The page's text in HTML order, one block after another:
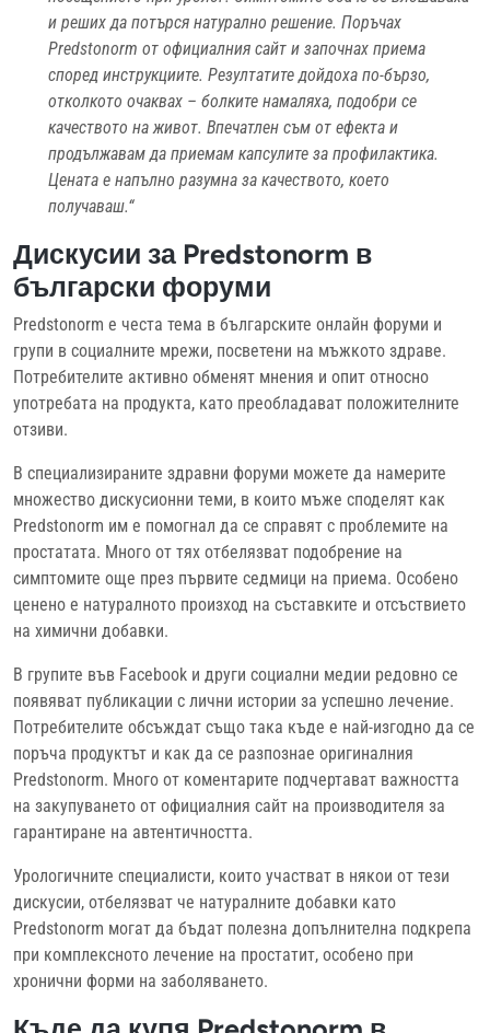
и реших да потърся натурално решение. Поръчах
Predstonorm от официалния сайт и започнах приема
според инструкциите. Резултатите дойдоха по-бързо,
отколкото очаквах – болките намаляха, подобри се
качеството на живот. Впечатлен съм от ефекта и
продължавам да приемам капсулите за профилактика.
Цената е напълно разумна за качеството, което
получаваш.“
Дискусии за Predstonorm в
български форуми
Predstonorm е честа тема в българските онлайн форуми и
групи в социалните мрежи, посветени на мъжкото здраве.
Потребителите активно обменят мнения и опит относно
употребата на продукта, като преобладават положителните
отзиви.
В специализираните здравни форуми можете да намерите
множество дискусионни теми, в които мъже споделят как
Predstonorm им е помогнал да се справят с проблемите на
простатата. Много от тях отбелязват подобрение на
симптомите още през първите седмици на приема. Особено
ценено е натуралното произход на съставките и отсъствието
на химични добавки.
В групите във Facebook и други социални медии редовно се
появяват публикации с лични истории за успешно лечение.
Потребителите обсъждат също така къде е най-изгодно да се
поръча продуктът и как да се разпознае оригиналния
Predstonorm. Много от коментарите подчертават важността
на закупуването от официалния сайт на производителя за
гарантиране на автентичността.
Урологичните специалисти, които участват в някои от тези
дискусии, отбелязват че натуралните добавки като
Predstonorm могат да бъдат полезна допълнителна подкрепа
при комплексното лечение на простатит, особено при
хронични форми на заболяването.